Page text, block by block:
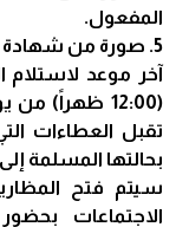
المفعول.
5. صورة من شهادة مزاولة المهنة.
آخر موعد
تقبل العطاءات
بحالتها المسلمة
سيتم فتح
الاجتماعات